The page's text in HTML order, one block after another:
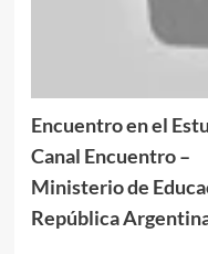
Encuentro en el
Canal Encuentro –
Ministerio de
República